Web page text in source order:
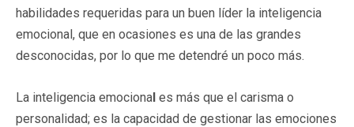
habilidades requeridas para un buen líder la inteligencia
emocional, que en ocasiones es una de las grandes
desconocidas, por lo que me detendré un poco más.
La inteligencia emocional es más que el carisma o
personalidad; es la capacidad de gestionar las emociones